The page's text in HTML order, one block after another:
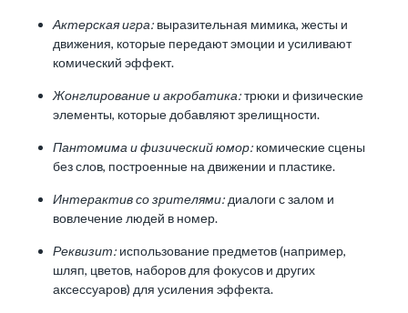
Актерская игра: выразительная мимика, жесты и
движения, которые передают эмоции и усиливают
комический эффект.
Жонглирование и акробатика:трюки и физические
элементы, которые добавляют зрелищности.
Пантомима и физический юмор: комические сцены
без слов, построенные на движении и пластике.
Интерактив со зрителями: диалоги с залом и
вовлечение людей в номер.
Реквизит: использование предметов (например,
шляп, цветов, наборов для фокусов и других
аксессуаров) для усиления эффекта.